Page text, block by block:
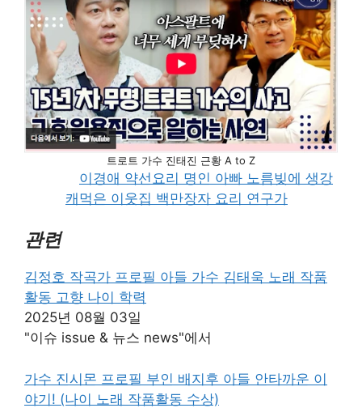
트로트 가수 진태진 근황 A to Z
이경애 약선요리 명인 아빠 노름빚에 생강
캐먹은 이웃집 백만장자 요리 연구가
관련
김정호 작곡가 프로필 아들 가수 김태욱 노래 작품
활동 고향 나이 학력
2025년 08월 03일
"이슈 issue & 뉴스 news"에서
가수 진시몬 프로필 부인 배지후 아들 안타까운 이
야기! (나이 노래 작품활동 수상)